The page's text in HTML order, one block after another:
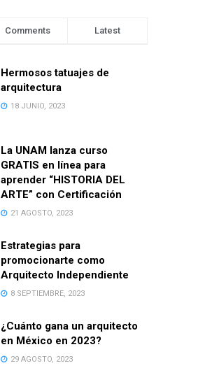
Comments Latest
Hermosos tatuajes de
arquitectura
18 JUNIO, 2023
La UNAM lanza curso
GRATIS en línea para
aprender “HISTORIA DEL
ARTE” con Certificación
21 AGOSTO, 2023
Estrategias para
promocionarte como
Arquitecto Independiente
8 SEPTIEMBRE, 2023
¿Cuánto gana un arquitecto
en México en 2023?
29 AGOSTO, 2023